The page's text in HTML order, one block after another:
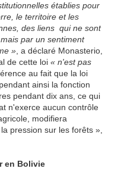
établies pour
le territoire et les
des liens qui ne sont
par un sentiment
» , a déclaré Monasterio,
de cette loi « n'est pas
au fait que la loi
ainsi la fonction
pendant dix ans, ce qui
n'exerce aucun contrôle
modifiera
pression sur les forêts »,
en Bolivie